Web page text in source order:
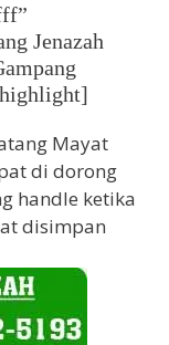
Jenazah
Mayat
di dorong
handle ketika
disimpan